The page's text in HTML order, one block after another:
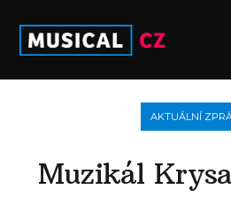
AKTUÁLNÍ
Muzikál